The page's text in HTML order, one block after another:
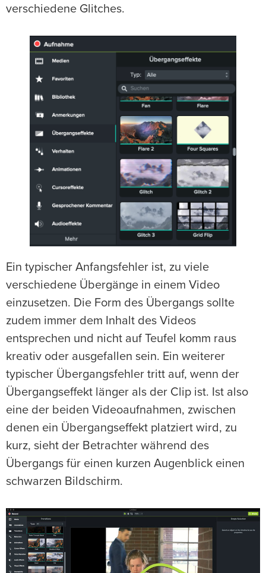
verschiedene Glitches.
Ein typischer Anfangsfehler ist, zu viele
verschiedene Übergänge in einem Video
einzusetzen. Die Form des Übergangs sollte
zudem immer dem Inhalt des Videos
entsprechen und nicht auf Teufel komm raus
kreativ oder ausgefallen sein. Ein weiterer
typischer Übergangsfehler tritt auf, wenn der
Übergangseffekt länger als der Clip ist. Ist also
eine der beiden Videoaufnahmen, zwischen
denen ein Übergangseffekt platziert wird, zu
kurz, sieht der Betrachter während des
Übergangs für einen kurzen Augenblick einen
schwarzen Bildschirm.